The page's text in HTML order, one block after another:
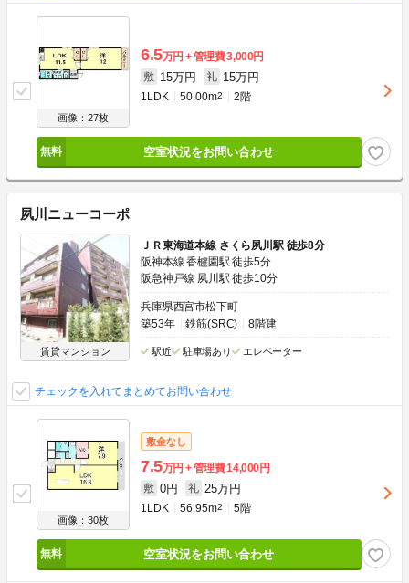
画像：27枚
6.5万円 管理費3,000円
敷 15万円 礼 15万円
1LDK 50.00m2 2階
空室状況をお問い合わせ
夙川ニューコーポ
賃貸マンション
ＪＲ東海道本線 さくら夙川駅 徒歩8分
阪神本線 香櫨園駅 徒歩5分
阪急神戸線 夙川駅 徒歩10分
兵庫県西宮市松下町
築53年
鉄筋(SRC) 8階建
駅近 駐車場あり エレベーター
チェックを入れてまとめてお問い合わせ
画像：30枚
敷金なし
7.5万円 管理費14,000円
敷 0円 礼 25万円
1LDK 56.95m2 5階
空室状況をお問い合わせ